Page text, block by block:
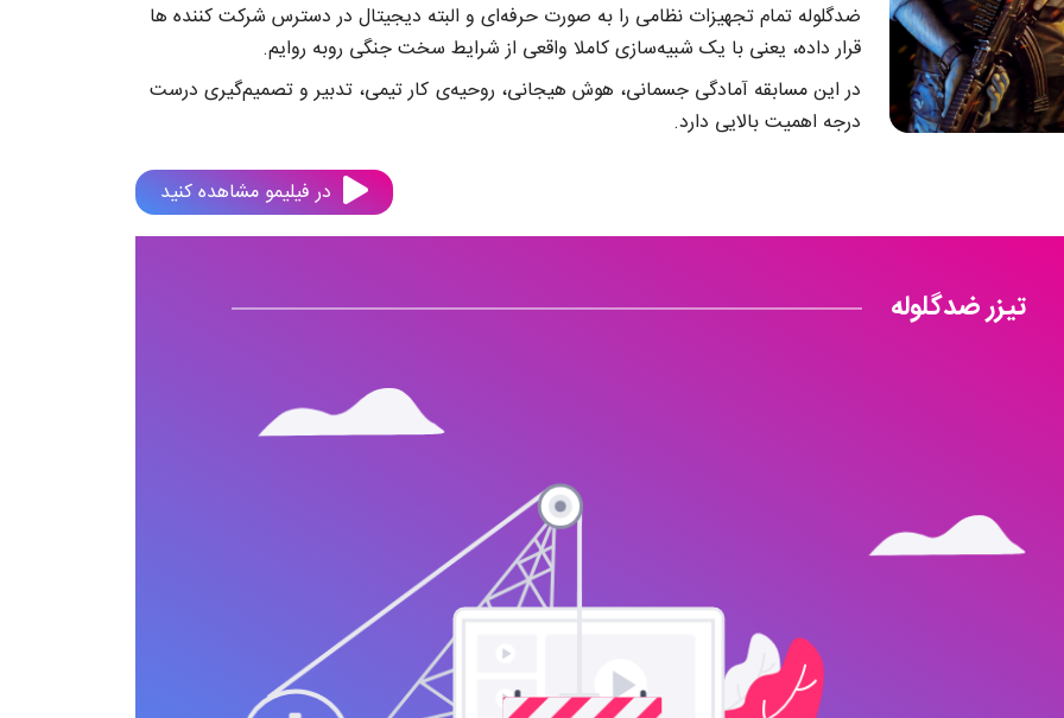
ضدگلوله تمام تجهیزات نظامی را به صورت حرفه‌ای و البته دیجیتال در دسترس شرکت کننده ها
قرار داده، یعنی با یک شبیه‌سازی کاملا واقعی از شرایط سخت جنگی روبه روایم.
در این مسابقه آمادگی جسمانی، هوش هیجانی، روحیه‌ی کار تیمی، تدبیر و تصمیم‌گیری درست
درجه اهمیت بالایی دارد.
در فیلیمو مشاهده کنید
تیزر ضدگلوله